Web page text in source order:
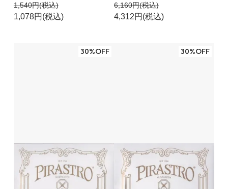
1,540円(税込)
1,078円(税込)
6,160円(税込)
4,312円(税込)
30%OFF 30%OFF